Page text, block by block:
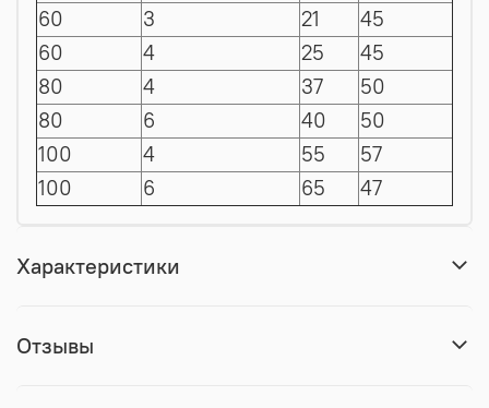
60
3 21
45
60
4 25
45
80
4 37
50
80
6 40
50
100
4 55
57
100
6 65 47
Характеристики
Отзывы